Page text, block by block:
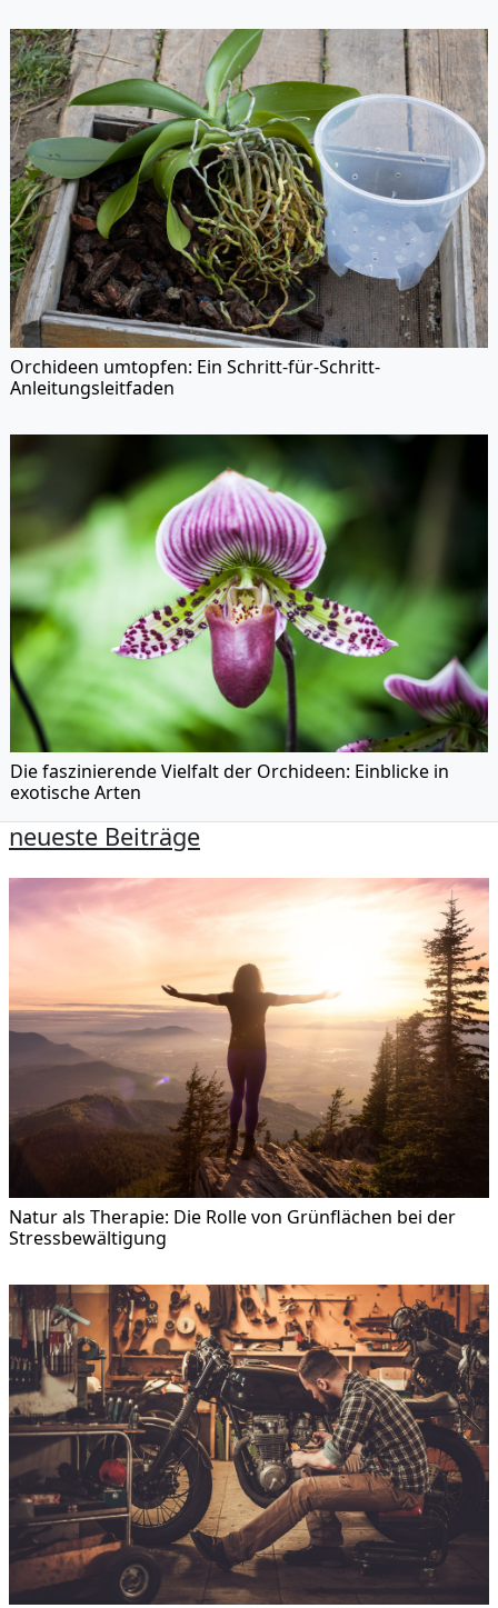
Orchideen umtopfen: Ein Schritt-für-Schritt-
Anleitungsleitfaden
Die faszinierende Vielfalt der Orchideen: Einblicke in
exotische Arten
neueste Beiträge
Natur als Therapie: Die Rolle von Grünflächen bei der
Stressbewältigung